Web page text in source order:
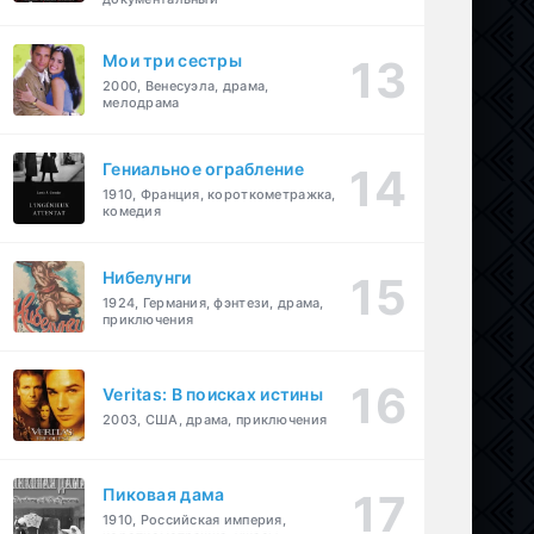
Мои три сестры
2000, Венесуэла, драма,
мелодрама
Гениальное ограбление
1910, Франция, короткометражка,
комедия
Нибелунги
1924, Германия, фэнтези, драма,
приключения
Veritas: В поисках истины
2003, США, драма, приключения
Пиковая дама
1910, Российская империя,